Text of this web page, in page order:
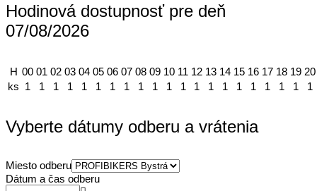
Hodinová dostupnosť pre deň
07/08/2026
H 00 01 02 03 04 05 06 07 08 09 10 11 12 13 14 15 16 17 18 19 20
ks 1 1 1 1 1 1 1 1 1 1 1 1 1 1 1 1 1 1 1 1 1
Vyberte dátumy odberu a vrátenia
Miesto odberu
Dátum a čas odberu